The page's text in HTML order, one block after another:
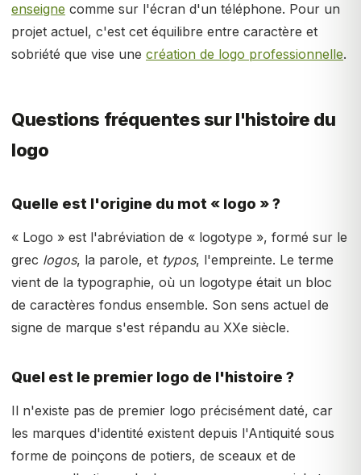
enseigne comme sur l'écran d'un téléphone. Pour un
projet actuel, c'est cet équilibre entre caractère et
sobriété que vise une création de logo professionnelle.
Questions fréquentes sur l'histoire du
logo
Quelle est l'origine du mot « logo » ?
« Logo » est l'abréviation de « logotype », formé sur le
grec logos, la parole, et typos, l'empreinte. Le terme
vient de la typographie, où un logotype était un bloc
de caractères fondus ensemble. Son sens actuel de
signe de marque s'est répandu au XXe siècle.
Quel est le premier logo de l'histoire ?
Il n'existe pas de premier logo précisément daté, car
les marques d'identité existent depuis l'Antiquité sous
forme de poinçons de potiers, de sceaux et de